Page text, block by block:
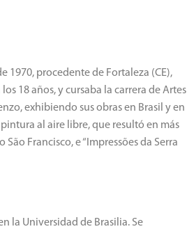
1970, procedente de Fortaleza (CE),
18 años, y cursaba la carrera de Artes
exhibiendo sus obras en Brasil y en
al aire libre, que resultó en más
Francisco, e “Impressões da Serra
la Universidad de Brasilia. Se